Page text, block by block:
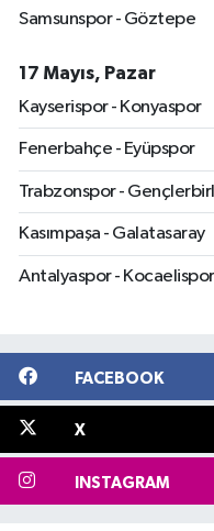
Samsunspor - Göztepe
17 Mayıs, Pazar
Kayserispor - Konyaspor
Fenerbahçe - Eyüpspor
Trabzonspor -
Kasımpaşa - Galatasaray
Antalyaspor - Kocaelispor
FACEBOOK
X
INSTAGRAM